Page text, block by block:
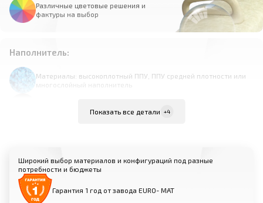
Различные цветовые решения и
фактуры на выбор
Наполнитель:
Материалы: высокоплотный ППУ, ППУ средней плотности или
многослойный наполнитель
нагрузки на суставыПоказать все детали +4
Широкий выбор материалов и конфигураций под разные
потребности и бюджеты
Гарантия 1 год от завода EURO- МАТ